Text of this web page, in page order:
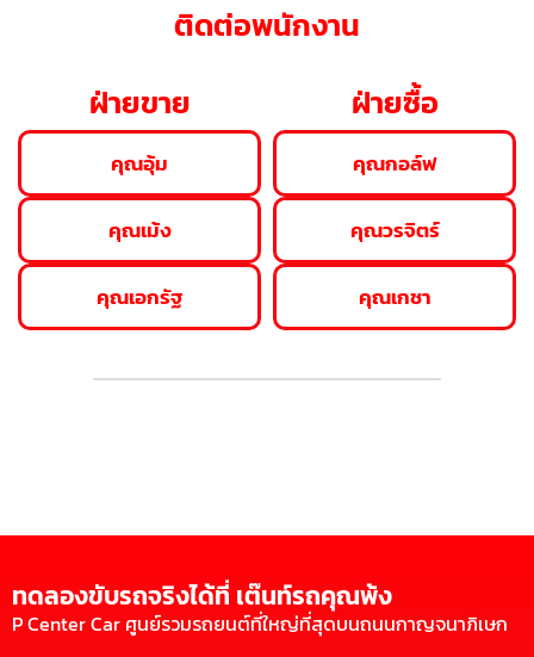
ติดต่อพนักงาน
ฝ่ายขาย
คุณอุ้ม
คุณเม้ง
คุณเอกรัฐ
ฝ่ายซื้อ
คุณกอล์ฟ
คุณวรจิตร์
คุณเกชา
ทดลองขับรถจริงได้ที่ เต๊นท์รถคุณพ้ง
P Center Car ศูนย์รวมรถยนต์ที่ใหญ่ที่สุดบนถนนกาญจนาภิเษก